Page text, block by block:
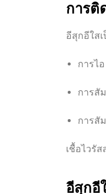
การติ
อีสุกอีใส
การไ
การสั
การสั
เชื้อไวรั
อีสุกอี